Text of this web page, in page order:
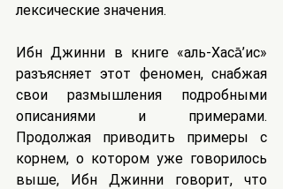
лексические значения.
Ибн Джинни в книге «aль-Хаса̄’ис»
разъясняет этот феномен, снабжая
свои размышления подробными
описаниями и примерами.
Продолжая приводить примеры с
корнем, о котором уже говорилось
выше, Ибн Джинни говорит, что